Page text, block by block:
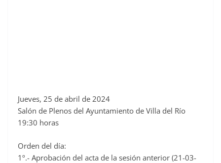
Jueves, 25 de abril de 2024
Salón de Plenos del Ayuntamiento de Villa del Río
19:30 horas
Orden del día:
1º.- Aprobación del acta de la sesión anterior (21-03-